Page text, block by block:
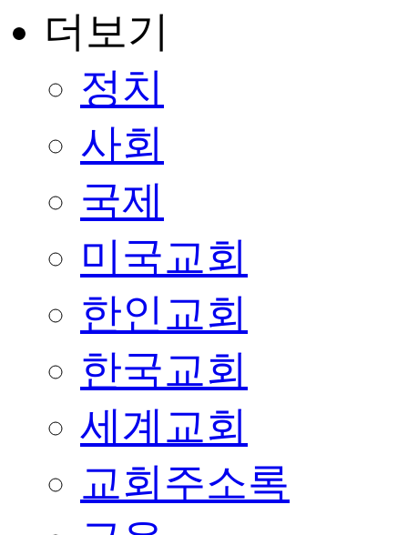
더보기
정치
사회
국제
미국교회
한인교회
한국교회
세계교회
교회주소록